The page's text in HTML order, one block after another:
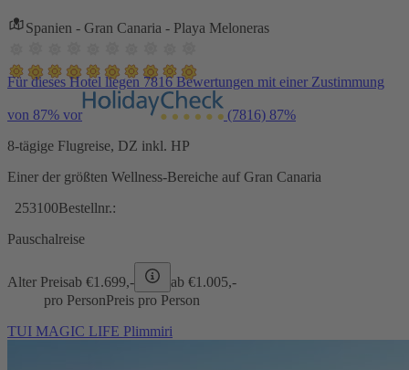
Spanien - Gran Canaria - Playa Meloneras
Für dieses Hotel liegen 7816 Bewertungen mit einer Zustimmung
von 87% vor (7816) 87%
8-tägige Flugreise, DZ inkl. HP
Einer der größten Wellness-Bereiche auf Gran Canaria
253100Bestellnr.:
Pauschalreise
Alter Preisab €1.699,- ab €1.005,-
pro PersonPreis pro Person
TUI MAGIC LIFE Plimmiri